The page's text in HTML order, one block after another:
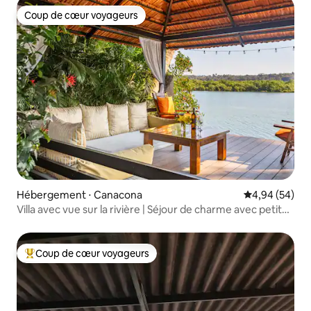
Coup de cœur voyageurs
Coup de cœur voyageurs
Hébergement ⋅ Canacona Évaluation
4,94 (54)
Villa avec vue sur la rivière | Séjour de charme avec petit
Coups de cœur voyageurs les plus appréciés
Coup de cœur voyageurs